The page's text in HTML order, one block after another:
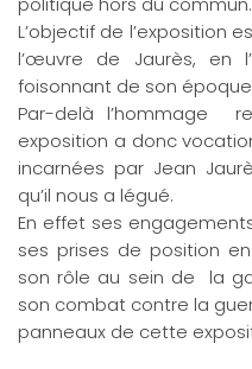
L’objectif de l’exposition
l’œuvre de Jaurès, en
foisonnant de son
Par-delà l’hommage
exposition a donc
incarnées par Jean
qu’il nous a légué.
En effet ses
ses prises de position
son rôle au sein de la
son combat contre la
panneaux de cette